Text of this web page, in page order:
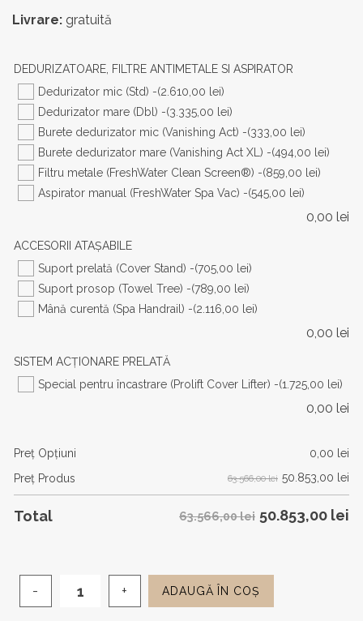
Livrare: gratuită
DEDURIZATOARE, FILTRE ANTIMETALE SI ASPIRATOR
Dedurizator mic (Std) -(2.610,00 lei)
Dedurizator mare (Dbl) -(3.335,00 lei)
Burete dedurizator mic (Vanishing Act) -(333,00 lei)
Burete dedurizator mare (Vanishing Act XL) -(494,00 lei)
Filtru metale (FreshWater Clean Screen®) -(859,00 lei)
Aspirator manual (FreshWater Spa Vac) -(545,00 lei)
0,00 lei
ACCESORII ATAȘABILE
Suport prelată (Cover Stand) -(705,00 lei)
Suport prosop (Towel Tree) -(789,00 lei)
Mână curentă (Spa Handrail) -(2.116,00 lei)
0,00 lei
SISTEM ACȚIONARE PRELATĂ
Special pentru încastrare (Prolift Cover Lifter) -(1.725,00 lei)
0,00 lei
Preţ Opţiuni 0,00 lei
Preţ Produs
63.566,00 lei 50.853,00 lei
Total 63.566,00 lei 50.853,00 lei
ADAUGĂ ÎN COȘ